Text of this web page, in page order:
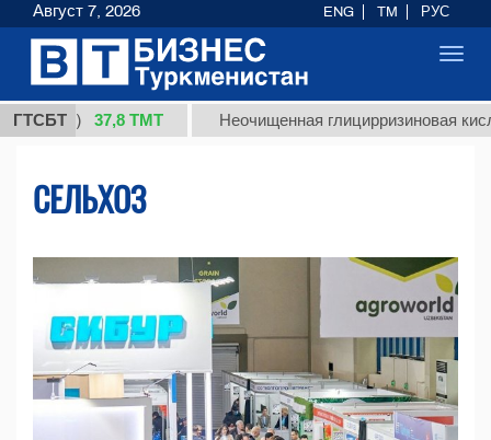
ГТСБТ
37,8 ТМТ Неочищенная глицирризиновая кислота
СЕЛЬХОЗ
Август 7, 2026 ENG TM РУС